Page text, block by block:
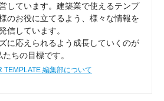
しています。建築業で使えるテンプ
のお役に立てるよう、様々な情報を
信しています。
に応えられるよう成長していくのが
たちの目標です。
TEMPLATE 編集部について